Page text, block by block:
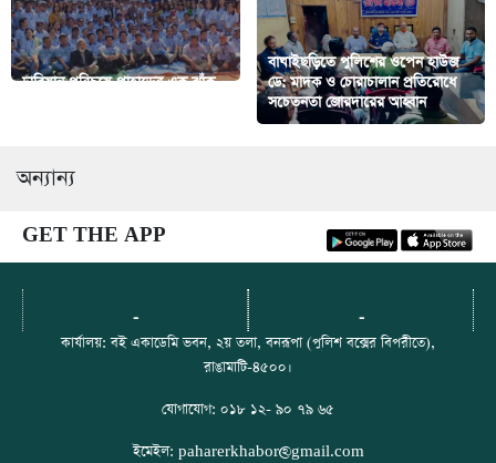
ঢাবিয়ান পরিচয়ে পাহাড়ের এক ঝাঁক
বাঘাইছড়িতে পুলিশের ওপেন হাউজ
ডে: মাদক ও চোরাচালান প্রতিরোধে
সচেতনতা জোরদারের আহ্বান
অন্যান্য
GET THE APP
- -
কার্যালয়: বই একাডেমি ভবন, ২য় তলা, বনরূপা (পুলিশ বক্সের বিপরীতে),
রাঙামাটি-৪৫০০।
যোগাযোগ: ০১৮ ১২- ৯০ ৭৯ ৬৫
ইমেইল: paharerkhabor@gmail.com